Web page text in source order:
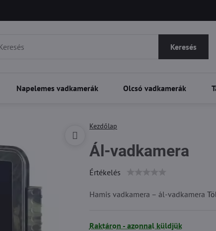
Keresés
Napelemes vadkamerák Olcsó vadkamerák
Kezdőlap
Ál-vadkamera
Értékelés
Hamis vadkamera – ál-vadkamera
Raktáron - azonnal küldjük